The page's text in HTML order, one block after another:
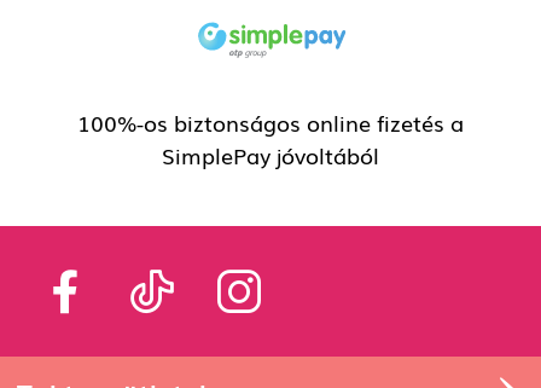
100%-os biztonságos online fizetés a
SimplePay jóvoltából